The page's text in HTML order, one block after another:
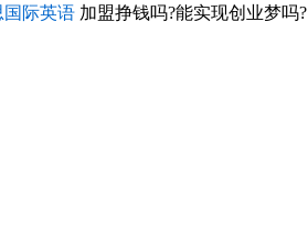
国际英语 加盟挣钱吗?能实现创业梦吗?